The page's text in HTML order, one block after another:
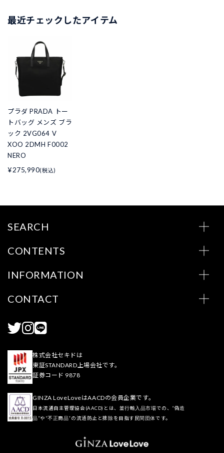
最近チェックしたアイテム
プラダ PRADA トー
トバッグ メンズ ブラ
ック 2VG064 V
XOO 2DMH F0002
NERO
¥275,990(税込)
SEARCH
CONTENTS
INFORMATION
CONTACT
株式会社セキドは
東証STANDARD上場会社です。
証券コード 9878
GINZA LoveLoveはAACDの会員企業です。
日本流通自主管理協会(AACD)とは、並行輸入品市場での、“偽造
品”や“不正商品”の流通防止と排除を目指す民間団体です。